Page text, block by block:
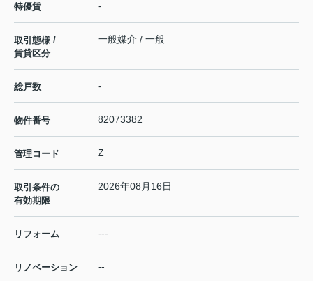
特優賃 -
取引態様 /
賃貸区分
一般媒介 / 一般
総戸数 -
物件番号 82073382
管理コード Z
取引条件の
有効期限
2026年08月16日
リフォーム ---
リノベーション --